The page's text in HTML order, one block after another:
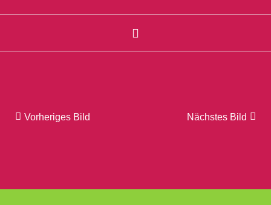
Nächstes Bild
Vorheriges Bild